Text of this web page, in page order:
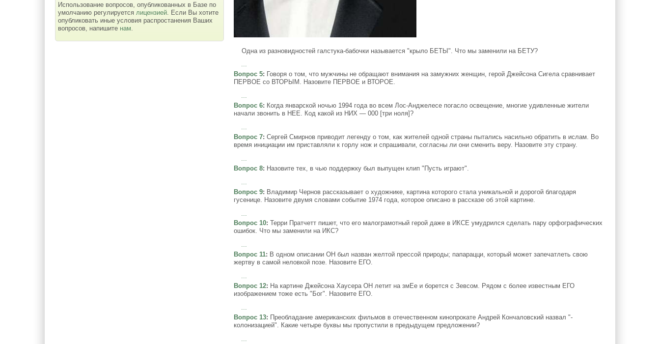
Одна из разновидностей галстука-бабочки называется "крыло БЕТЫ". Что мы заменили на БЕТУ?
...
Вопрос 5: Говоря о том, что мужчины не обращают внимания на замужних женщин, герой Джейсона Сигела сравнивает
ПЕРВОЕ со ВТОРЫМ. Назовите ПЕРВОЕ и ВТОРОЕ.
...
Вопрос 6: Когда январской ночью 1994 года во всем Лос-Анджелесе погасло освещение, многие удивленные жители
начали звонить в НЕЕ. Код какой из НИХ — 000 [три ноля]?
...
Вопрос 7: Сергей Смирнов приводит легенду о том, как жителей одной страны пытались насильно обратить в ислам. Во
время инициации им приставляли к горлу нож и спрашивали, согласны ли они сменить веру. Назовите эту страну.
Вопрос 8: Назовите тех, в чью поддержку был выпущен клип "Пусть играют".
Вопрос 9: Владимир Чернов рассказывает о художнике, картина которого стала уникальной и дорогой благодаря
гусенице. Назовите двумя словами событие 1974 года, которое описано в рассказе об этой картине.
Вопрос 10: Терри Пратчетт пишет, что его малограмотный герой даже в ИКСЕ умудрился сделать пару орфографических
ошибок. Что мы заменили на ИКС?
...
Вопрос 11: В одном описании ОН был назван желтой прессой природы; папарацци, который может запечатлеть свою
жертву в самой неловкой позе. Назовите ЕГО.
...
Вопрос 12: На картине Джейсона Хаусера ОН летит на змЕе и борется с Зевсом. Рядом с более известным ЕГО
изображением тоже есть "Бог". Назовите ЕГО.
...
Вопрос 13: Преобладание американских фильмов в отечественном кинопрокате Андрей Кончаловский назвал "-
колонизацией". Какие четыре буквы мы пропустили в предыдущем предложении?
Использование вопросов, опубликованных в Базе по
умолчанию регулируется лицензией . Если Вы хотите
опубликовать иные условия распростанения Ваших
вопросов, напишите нам